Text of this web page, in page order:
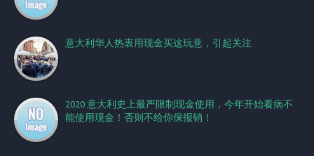
意大利华人热衷用现金买这玩意，引起关注
2020 意大利史上最严限制现金使用，今年开始看病不
能使用现金！否则不给你保报销！